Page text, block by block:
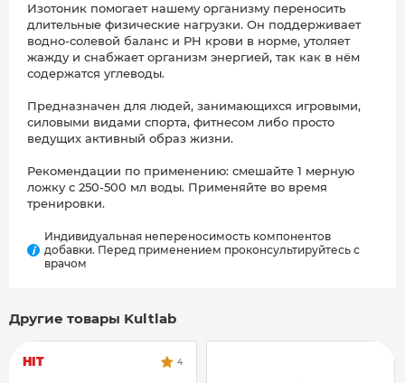
Изотоник помогает нашему организму переносить
длительные физические нагрузки. Он поддерживает
водно-солевой баланс и PH крови в норме, утоляет
жажду и снабжает организм энергией, так как в нём
содержатся углеводы.
Предназначен для людей, занимающихся игровыми,
силовыми видами спорта, фитнесом либо просто
ведущих активный образ жизни.
Рекомендации по применению: смешайте 1 мерную
ложку с 250-500 мл воды. Применяйте во время
тренировки.
i
Индивидуальная непереносимость компонентов
добавки. Перед применением проконсультируйтесь с
врачом
Другие товары Kultlab
HIT 4